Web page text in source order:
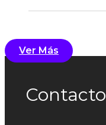
Ver Más
Contacto